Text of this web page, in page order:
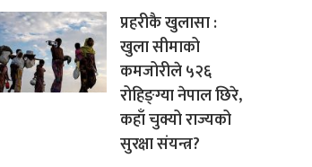
प्रहरीकै खुलासा :
खुला सीमाको
कमजोरीले ५२६
रोहिङ्ग्या नेपाल छिरे,
कहाँ चुक्यो राज्यको
सुरक्षा संयन्त्र?